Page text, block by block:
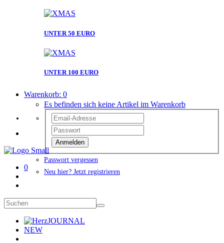
UNTER 50 EURO
UNTER 100 EURO
Warenkorb: 0
Es befinden sich keine Artikel im Warenkorb
Anmelden
Passwort vergessen
Neu hier? Jetzt registrieren
0
JOURNAL
NEW